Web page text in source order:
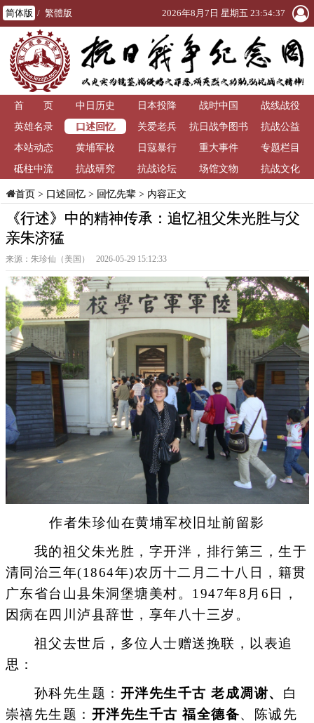
简体版 / 繁體版 2026年8月7日 星期五 23:54:38
首 页 中日历史 日本投降 战时中国
战线战役
英雄名录
口述回忆 关爱老兵
抗日战争图书
馆
抗战公益
本站动态
黄埔军校 日寇暴行 重大事件
专题栏目
砥柱中流
抗战研究 抗战论坛 场馆文物 抗战文化
首页> 口述回忆> 回忆先辈> 内容正文
《行述》中的精神传承：追忆祖父朱光胜与父
亲朱济猛
来源：朱珍仙（美国） 2026-05-29 15:12:33
作者朱珍仙在黄埔军校旧址前留影
我的祖父朱光胜，字开泮，排行第三，生于
清同治三年(1864年)农历十二月二十八日，籍贯
广东省台山县朱洞堡塘美村。1947年8月6日，
因病在四川泸县辞世，享年八十三岁。
祖父去世后，多位人士赠送挽联，以表追
思：
孙科先生题： 开泮先生千古 老成凋谢、 白
崇禧先生题： 开泮先生千古 福全德备、陈诚先